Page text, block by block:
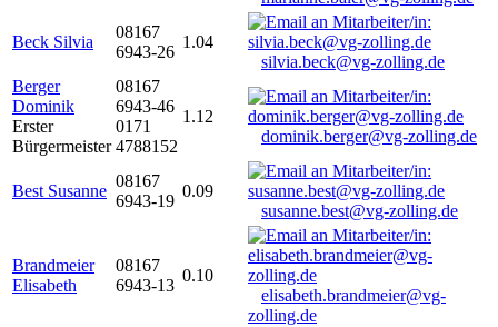
Beck Silvia
08167
6943-26
1.04
silvia.beck@vg-zolling.de
Berger
Dominik
Erster
Bürgermeister
08167
6943-46
0171
4788152
1.12
dominik.berger@vg-zolling.de
Best Susanne
08167
6943-19
0.09
susanne.best@vg-zolling.de
Brandmeier
Elisabeth
08167
6943-13
0.10
elisabeth.brandmeier@vg-
zolling.de